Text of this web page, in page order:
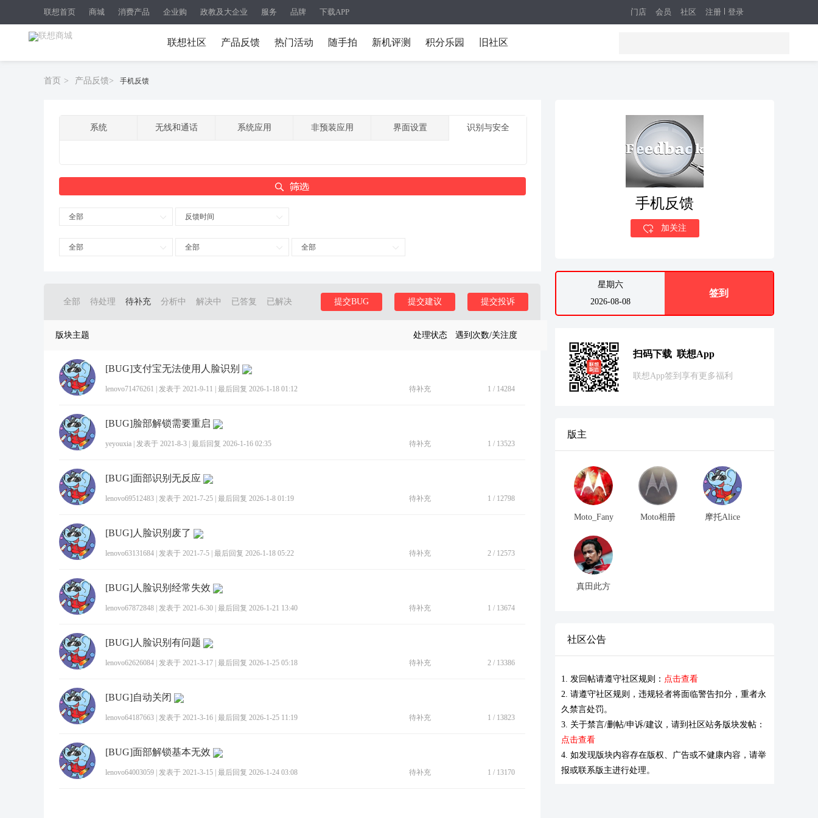
联想首页 商城 消费产品 企业购 政教及大企业 服务 品牌 下载APP 注册 登录
门店 会员 社区
联想社区 产品反馈 热门活动 随手拍 新机评测 积分乐园 旧社区
首页 > 产品反馈> 手机反馈
系统 无线和通话 系统应用 非预装应用 界面设置 识别与安全
全部 反馈时间
全部 全部 全部
全部 待处理 待补充 分析中 解决中 已答复 已解决 提交投诉
提交建议
提交BUG
版块主题 处理状态 遇到次数/关注度
[BUG]支付宝无法使用人脸识别
lenovo71476261 发表于 2021-9-11 最后回复 2026-1-18 01:12 待补充 1 / 14284
[BUG]脸部解锁需要重启
yeyouxia 发表于 2021-8-3 最后回复 2026-1-16 02:35 待补充 1 / 13523
[BUG]面部识别无反应
lenovo69512483 发表于 2021-7-25 最后回复 2026-1-8 01:19 待补充 1 / 12798
[BUG]人脸识别废了
lenovo63131684 发表于 2021-7-5 最后回复 2026-1-18 05:22 待补充 2 / 12573
[BUG]人脸识别经常失效
lenovo67872848 发表于 2021-6-30 最后回复 2026-1-21 13:40 待补充 1 / 13674
[BUG]人脸识别有问题
lenovo62626084 发表于 2021-3-17 最后回复 2026-1-25 05:18 待补充 2 / 13386
[BUG]自动关闭
lenovo64187663 发表于 2021-3-16 最后回复 2026-1-25 11:19 待补充 1 / 13823
[BUG]面部解锁基本无效
lenovo64003059 发表于 2021-3-15 最后回复 2026-1-24 03:08 待补充 1 / 13170
手机反馈
加关注
星期六
2026-08-08
签到
扫码下载 联想App
联想App签到享有更多福利
版主
Moto_Fany Moto相册 摩托Alice
真田此方
社区公告
1. 发回帖请遵守社区规则： 点击查看
2. 请遵守社区规则，违规轻者将面临警告扣分，重者永
久禁言处罚。
3. 关于禁言/删帖/申诉/建议，请到社区站务版块发帖：
点击查看
4. 如发现版块内容存在版权、广告或不健康内容，请举
报或联系版主进行处理。